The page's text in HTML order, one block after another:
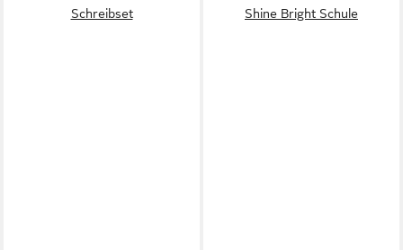
Schreibset
Shine Bright Schule